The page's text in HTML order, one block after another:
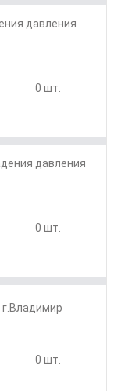
давления
0 шт.
давления
0 шт.
0 шт.